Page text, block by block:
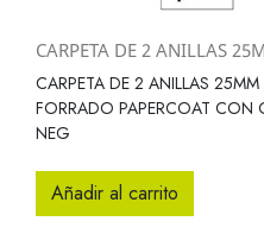
CARPETA DE 2 ANILLAS
CARPETA DE 2 ANILLAS
FORRADO PAPERCOAT CON
NEG
Añadir al carrito